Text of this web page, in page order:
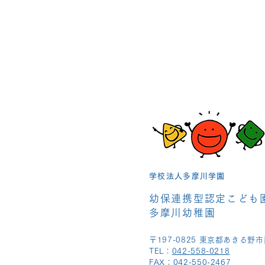
学校法人多摩川学園
幼保連携型認定こども
多摩川幼稚園
〒197-0825 東京都あきる野市
TEL： 042-558-0218
FAX：042-550-2467